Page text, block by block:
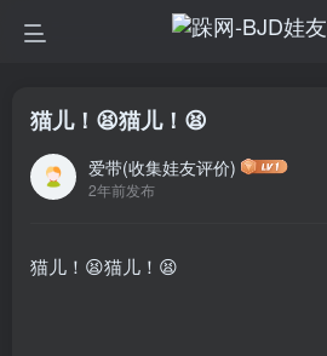
猫儿！😫猫儿！😫
爱带(收集娃友评价)
2年前发布
猫儿！😫猫儿！😫